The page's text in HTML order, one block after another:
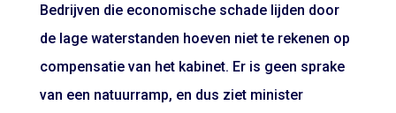
Bedrijven die economische schade lijden door
de lage waterstanden hoeven niet te rekenen op
compensatie van het kabinet. Er is geen sprake
van een natuurramp, en dus ziet minister